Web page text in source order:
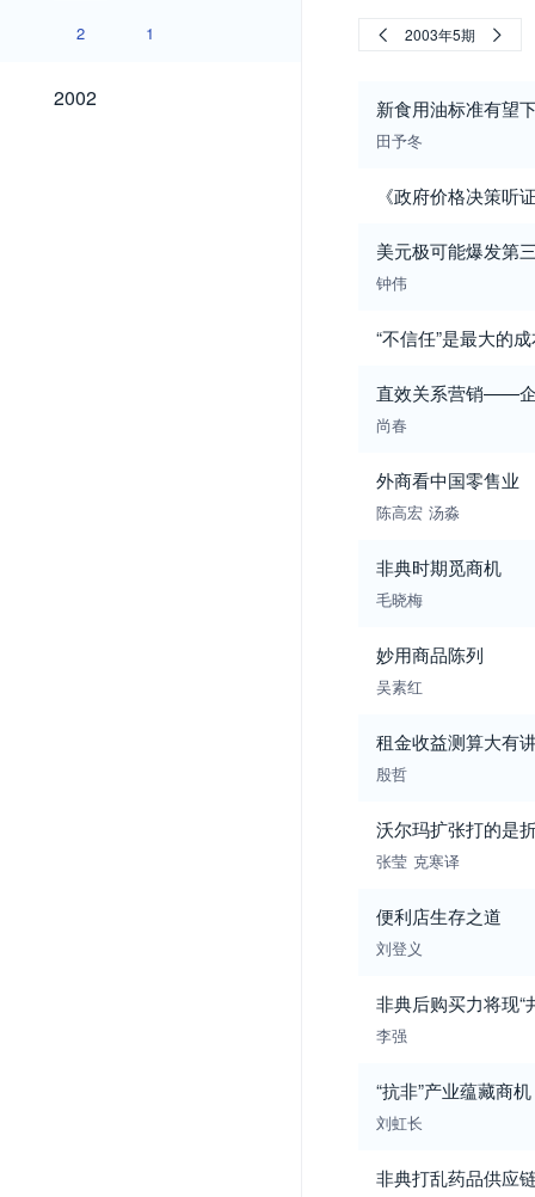
2 1
2002
2002
2003年5期
新食用油标准有望
田予冬
《政府价格决策听
美元极可能爆发第
钟伟
“不信任”是最大的
直效关系营销——
尚春
外商看中国零售业
陈高宏 汤淼
非典时期觅商机
毛晓梅
妙用商品陈列
吴素红
租金收益测算大有
殷哲
沃尔玛扩张打的是
张莹 克寒译
便利店生存之道
刘登义
非典后购买力将现“
李强
“抗非”产业蕴藏商机
刘虹长
非典打乱药品供应